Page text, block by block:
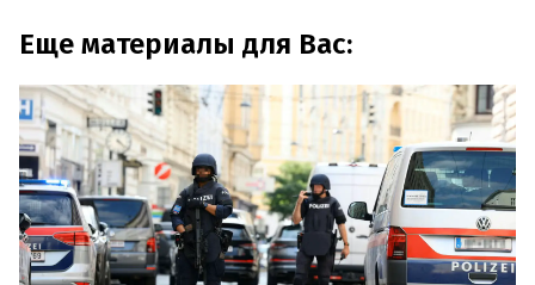
Еще материалы для Вас: